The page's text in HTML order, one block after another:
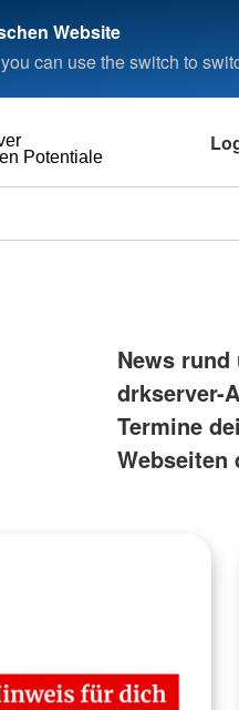
Website
can use the switch to
Potentiale
News
drkserver-
Termine
Webseiten